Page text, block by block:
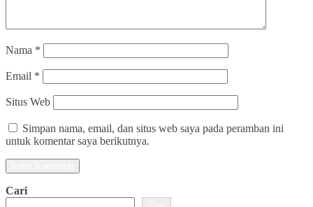
Nama *
Email *
Situs Web
Simpan nama, email, dan situs web saya pada peramban ini
untuk komentar saya berikutnya.
Cari